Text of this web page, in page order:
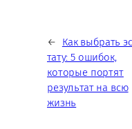
←
Как выбрать
тату: 5 ошибок,
которые портят
результат на всю
жизнь